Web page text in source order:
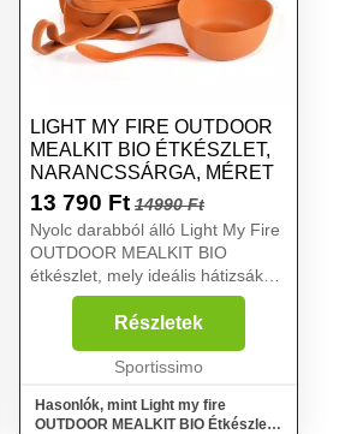
LIGHT MY FIRE OUTDOOR
MEALKIT BIO ÉTKÉSZLET,
NARANCSSÁRGA, MÉRET
13 790 Ft 14990 Ft
Nyolc darabból álló Light My Fire
OUTDOOR MEALKIT BIO
étkészlet, mely ideális hátizsákos
kiránduláshoz, csónakázáshoz,
kerékpározáshoz vagy
piknikezéshez. Mindent
tartalmaz, ami a szabadban
Részletek
Sportissimo
Hasonlók, mint Light my fire
OUTDOOR MEALKIT BIO Étkészlet,